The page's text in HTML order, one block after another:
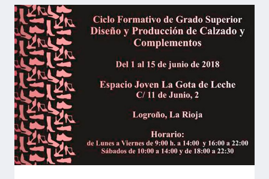
LECHE
2019